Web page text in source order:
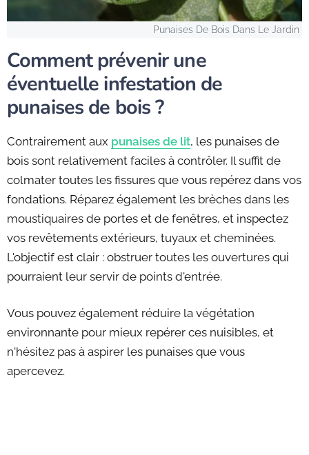
Punaises De Bois Dans Le Jardin
Comment prévenir une
éventuelle infestation de
punaises de bois ?
Contrairement aux punaises de lit, les punaises de
bois sont relativement faciles à contrôler. Il suffit de
colmater toutes les fissures que vous repérez dans vos
fondations. Réparez également les brèches dans les
moustiquaires de portes et de fenêtres, et inspectez
vos revêtements extérieurs, tuyaux et cheminées.
L'objectif est clair : obstruer toutes les ouvertures qui
pourraient leur servir de points d'entrée.
Vous pouvez également réduire la végétation
environnante pour mieux repérer ces nuisibles, et
n'hésitez pas à aspirer les punaises que vous
apercevez.